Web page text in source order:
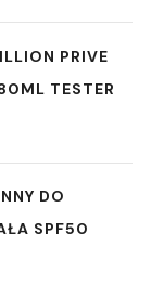
PRIVE
TESTER
DO
SPF50